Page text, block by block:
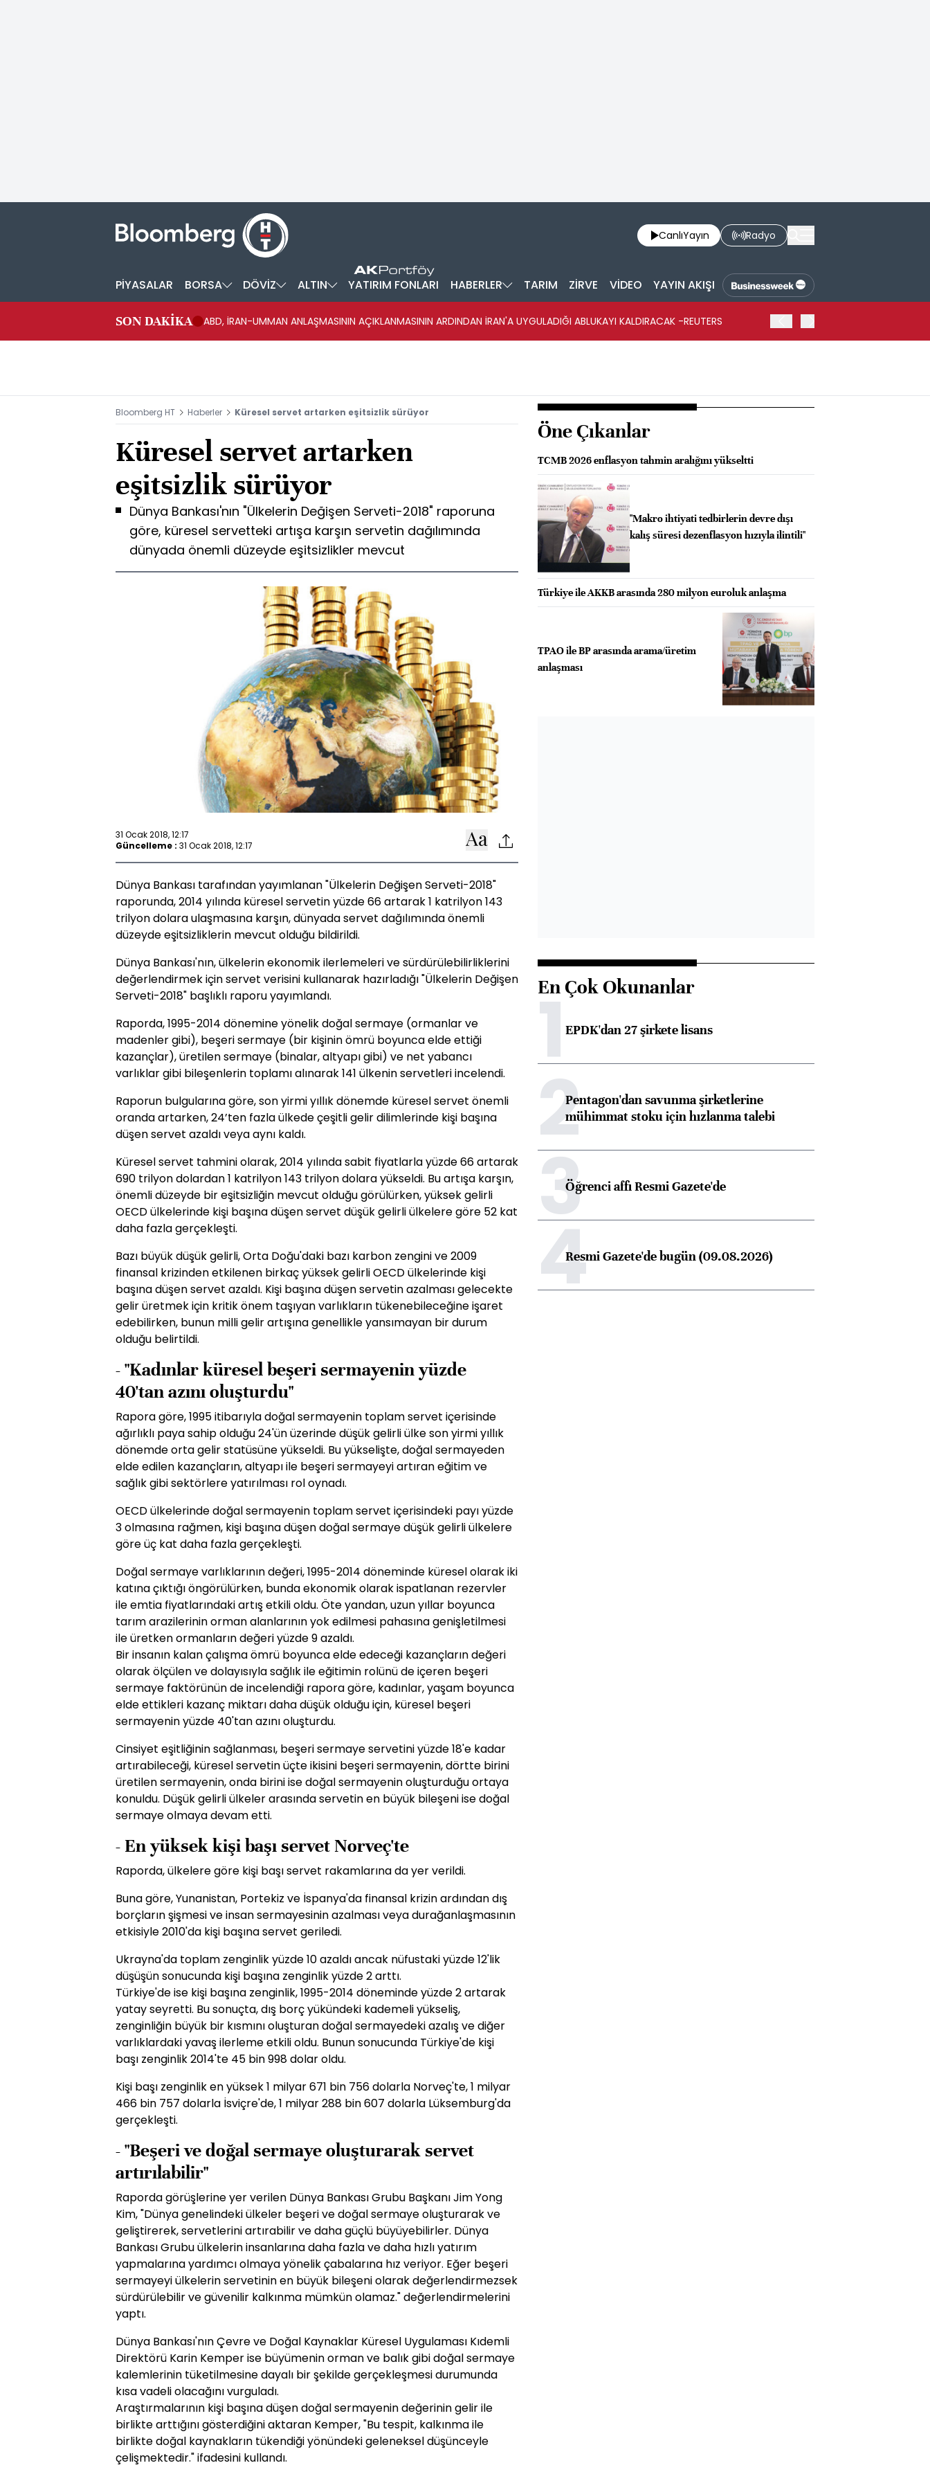
CanlıYayın Radyo
PİYASALAR BORSA DÖVİZ ALTIN YATIRIM FONLARI HABERLER TARIM ZİRVE VİDEO YAYIN AKIŞI
SON DAKİKA ABD, İRAN-UMMAN ANLAŞMASININ AÇIKLANMASININ ARDINDAN İRAN'A UYGULADIĞI ABLUKAYI KALDIRACAK -REUTERS
Bloomberg HT Haberler Küresel servet artarken eşitsizlik sürüyor
Küresel servet artarken
eşitsizlik sürüyor
Dünya Bankası'nın "Ülkelerin Değişen Serveti-2018" raporuna
göre, küresel servetteki artışa karşın servetin dağılımında
dünyada önemli düzeyde eşitsizlikler mevcut
31 Ocak 2018, 12:17
Güncelleme : 31 Ocak 2018, 12:17
Dünya Bankası tarafından yayımlanan "Ülkelerin Değişen Serveti-2018"
raporunda, 2014 yılında küresel servetin yüzde 66 artarak 1 katrilyon 143
trilyon dolara ulaşmasına karşın, dünyada servet dağılımında önemli
düzeyde eşitsizliklerin mevcut olduğu bildirildi.
Dünya Bankası'nın, ülkelerin ekonomik ilerlemeleri ve sürdürülebilirliklerini
değerlendirmek için servet verisini kullanarak hazırladığı "Ülkelerin Değişen
Serveti-2018" başlıklı raporu yayımlandı.
Raporda, 1995-2014 dönemine yönelik doğal sermaye (ormanlar ve
madenler gibi), beşeri sermaye (bir kişinin ömrü boyunca elde ettiği
kazançlar), üretilen sermaye (binalar, altyapı gibi) ve net yabancı
varlıklar gibi bileşenlerin toplamı alınarak 141 ülkenin servetleri incelendi.
Raporun bulgularına göre, son yirmi yıllık dönemde küresel servet önemli
oranda artarken, 24’ten fazla ülkede çeşitli gelir dilimlerinde kişi başına
düşen servet azaldı veya aynı kaldı.
Küresel servet tahmini olarak, 2014 yılında sabit fiyatlarla yüzde 66 artarak
690 trilyon dolardan 1 katrilyon 143 trilyon dolara yükseldi. Bu artışa karşın,
önemli düzeyde bir eşitsizliğin mevcut olduğu görülürken, yüksek gelirli
OECD ülkelerinde kişi başına düşen servet düşük gelirli ülkelere göre 52 kat
daha fazla gerçekleşti.
Bazı büyük düşük gelirli, Orta Doğu'daki bazı karbon zengini ve 2009
finansal krizinden etkilenen birkaç yüksek gelirli OECD ülkelerinde kişi
başına düşen servet azaldı. Kişi başına düşen servetin azalması gelecekte
gelir üretmek için kritik önem taşıyan varlıkların tükenebileceğine işaret
edebilirken, bunun milli gelir artışına genellikle yansımayan bir durum
olduğu belirtildi.
- "Kadınlar küresel beşeri sermayenin yüzde
40'tan azını oluşturdu"
Rapora göre, 1995 itibarıyla doğal sermayenin toplam servet içerisinde
ağırlıklı paya sahip olduğu 24'ün üzerinde düşük gelirli ülke son yirmi yıllık
dönemde orta gelir statüsüne yükseldi. Bu yükselişte, doğal sermayeden
elde edilen kazançların, altyapı ile beşeri sermayeyi artıran eğitim ve
sağlık gibi sektörlere yatırılması rol oynadı.
OECD ülkelerinde doğal sermayenin toplam servet içerisindeki payı yüzde
3 olmasına rağmen, kişi başına düşen doğal sermaye düşük gelirli ülkelere
göre üç kat daha fazla gerçekleşti.
Doğal sermaye varlıklarının değeri, 1995-2014 döneminde küresel olarak iki
katına çıktığı öngörülürken, bunda ekonomik olarak ispatlanan rezervler
ile emtia fiyatlarındaki artış etkili oldu. Öte yandan, uzun yıllar boyunca
tarım arazilerinin orman alanlarının yok edilmesi pahasına genişletilmesi
ile üretken ormanların değeri yüzde 9 azaldı.
Bir insanın kalan çalışma ömrü boyunca elde edeceği kazançların değeri
olarak ölçülen ve dolayısıyla sağlık ile eğitimin rolünü de içeren beşeri
sermaye faktörünün de incelendiği rapora göre, kadınlar, yaşam boyunca
elde ettikleri kazanç miktarı daha düşük olduğu için, küresel beşeri
sermayenin yüzde 40'tan azını oluşturdu.
Cinsiyet eşitliğinin sağlanması, beşeri sermaye servetini yüzde 18'e kadar
artırabileceği, küresel servetin üçte ikisini beşeri sermayenin, dörtte birini
üretilen sermayenin, onda birini ise doğal sermayenin oluşturduğu ortaya
konuldu. Düşük gelirli ülkeler arasında servetin en büyük bileşeni ise doğal
sermaye olmaya devam etti.
- En yüksek kişi başı servet Norveç'te
Raporda, ülkelere göre kişi başı servet rakamlarına da yer verildi.
Buna göre, Yunanistan, Portekiz ve İspanya'da finansal krizin ardından dış
borçların şişmesi ve insan sermayesinin azalması veya durağanlaşmasının
etkisiyle 2010'da kişi başına servet geriledi.
Ukrayna'da toplam zenginlik yüzde 10 azaldı ancak nüfustaki yüzde 12'lik
düşüşün sonucunda kişi başına zenginlik yüzde 2 arttı.
Türkiye'de ise kişi başına zenginlik, 1995-2014 döneminde yüzde 2 artarak
yatay seyretti. Bu sonuçta, dış borç yükündeki kademeli yükseliş,
zenginliğin büyük bir kısmını oluşturan doğal sermayedeki azalış ve diğer
varlıklardaki yavaş ilerleme etkili oldu. Bunun sonucunda Türkiye'de kişi
başı zenginlik 2014'te 45 bin 998 dolar oldu.
Kişi başı zenginlik en yüksek 1 milyar 671 bin 756 dolarla Norveç'te, 1 milyar
466 bin 757 dolarla İsviçre'de, 1 milyar 288 bin 607 dolarla Lüksemburg'da
gerçekleşti.
- "Beşeri ve doğal sermaye oluşturarak servet
artırılabilir"
Raporda görüşlerine yer verilen Dünya Bankası Grubu Başkanı Jim Yong
Kim, "Dünya genelindeki ülkeler beşeri ve doğal sermaye oluşturarak ve
geliştirerek, servetlerini artırabilir ve daha güçlü büyüyebilirler. Dünya
Bankası Grubu ülkelerin insanlarına daha fazla ve daha hızlı yatırım
yapmalarına yardımcı olmaya yönelik çabalarına hız veriyor. Eğer beşeri
sermayeyi ülkelerin servetinin en büyük bileşeni olarak değerlendirmezsek
sürdürülebilir ve güvenilir kalkınma mümkün olamaz." değerlendirmelerini
yaptı.
Dünya Bankası'nın Çevre ve Doğal Kaynaklar Küresel Uygulaması Kıdemli
Direktörü Karin Kemper ise büyümenin orman ve balık gibi doğal sermaye
kalemlerinin tüketilmesine dayalı bir şekilde gerçekleşmesi durumunda
kısa vadeli olacağını vurguladı.
Araştırmalarının kişi başına düşen doğal sermayenin değerinin gelir ile
birlikte arttığını gösterdiğini aktaran Kemper, "Bu tespit, kalkınma ile
birlikte doğal kaynakların tükendiği yönündeki geleneksel düşünceyle
çelişmektedir." ifadesini kullandı.
Öne Çıkanlar
TCMB 2026 enflasyon tahmin aralığını yükseltti
"Makro ihtiyati tedbirlerin devre dışı
kalış süresi dezenflasyon hızıyla ilintili"
Türkiye ile AKKB arasında 280 milyon euroluk anlaşma
TPAO ile BP arasında arama/üretim
anlaşması
En Çok Okunanlar
1EPDK'dan 27 şirkete lisans
2Pentagon'dan savunma şirketlerine
mühimmat stoku için hızlanma talebi
3Öğrenci affı Resmi Gazete'de
4Resmi Gazete'de bugün (09.08.2026)